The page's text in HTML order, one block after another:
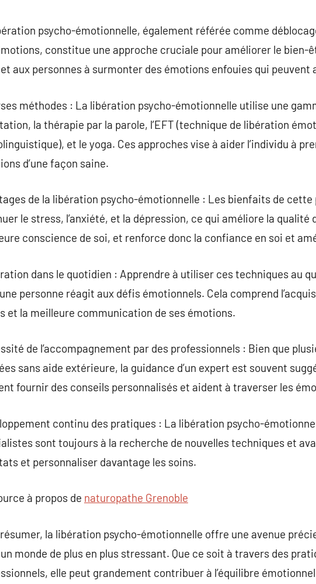
psycho-émotionnelle, également référée comme
constitue une approche cruciale pour améliorer le bien-
aux personnes à surmonter des émotions enfouies qui
méthodes : La libération psycho-émotionnelle utilise une
la thérapie par la parole, l’EFT (technique de libération
et le yoga. Ces approches vise à aider l’individu à
d’une façon saine.
de la libération psycho-émotionnelle : Les bienfaits de
le stress, l’anxiété, et la dépression, ce qui améliore la qualité
conscience de soi, et renforce donc la confiance en soi et
dans le quotidien : Apprendre à utiliser ces techniques au
personne réagit aux défis émotionnels. Cela comprend
et la meilleure communication de ses émotions.
de l’accompagnement par des professionnels : Bien que
sans aide extérieure, la guidance d’un expert est souvent
fournir des conseils personnalisés et aident à traverser les
continu des pratiques : La libération psycho-
sont toujours à la recherche de nouvelles techniques et
et personnaliser davantage les soins.
à propos de naturopathe Grenoble
la libération psycho-émotionnelle offre une avenue
monde de plus en plus stressant. Que ce soit à travers des
elle peut grandement contribuer à l’équilibre